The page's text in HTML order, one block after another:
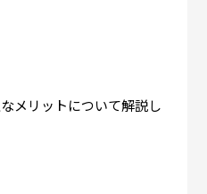
メリットについて解説し